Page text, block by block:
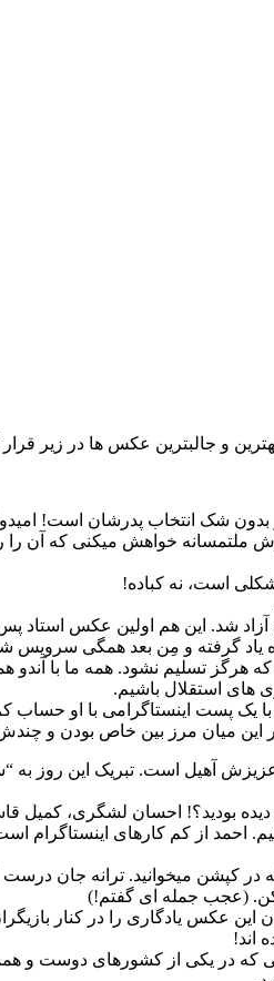
و جالبترین عکس ها در زیر قرار
بدون شک انتخاب پدرشان است!
ملتمسانه خواهش میکنی که آن را
است، نه کباده!
آزاد شد. این هم اولین عکس
یاد گرفته و مِن بعد همگی سرویس
هرگز تسلیم نشود. همه ما با
های استقلال باشیم.
یک پست اینستاگرامی با او حساب
میان مرز بین خاص بودن و چندش
آهیل است. تبریک این روز
دیده بودید؟! احسان لشگری،
احمد از کم کارهای
با این سلفیِ “سرِ صبحی” توضیحاتی درباره پروژه شهرزاد
کن. (عجب جمله ای گفتم!)
عکس یادگاری را در کنار
اند!
در یکی از کشورهای دوست و